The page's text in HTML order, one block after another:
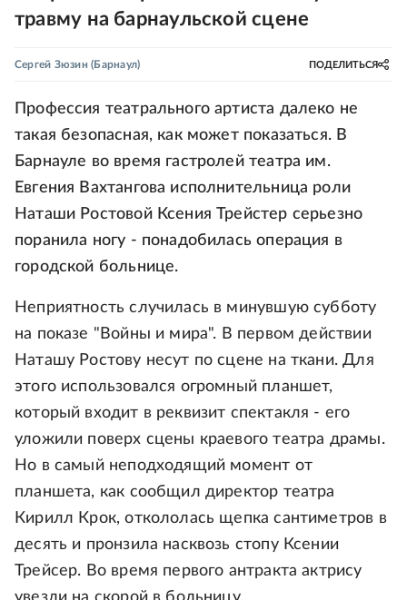
травму на барнаульской сцене
Сергей Зюзин (Барнаул) ПОДЕЛИТЬСЯ
Профессия театрального артиста далеко не
такая безопасная, как может показаться. В
Барнауле во время гастролей театра им.
Евгения Вахтангова исполнительница роли
Наташи Ростовой Ксения Трейстер серьезно
поранила ногу - понадобилась операция в
городской больнице.
Неприятность случилась в минувшую субботу
на показе "Войны и мира". В первом действии
Наташу Ростову несут по сцене на ткани. Для
этого использовался огромный планшет,
который входит в реквизит спектакля - его
уложили поверх сцены краевого театра драмы.
Но в самый неподходящий момент от
планшета, как сообщил директор театра
Кирилл Крок, откололась щепка сантиметров в
десять и пронзила насквозь стопу Ксении
Трейсер. Во время первого антракта актрису